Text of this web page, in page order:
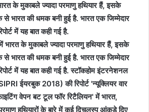
के मुकाबले ज्यादा परमाणु हथियार हैं, इसके
से भारत की धमक बनी हुई है. भारत एक जिम्मेदार
में यह बात कही गई है.